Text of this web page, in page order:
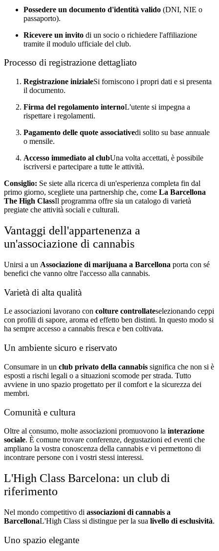
Possedere un documento d'identità valido (DNI, NIE o
passaporto).
Ricevere un invito di un socio o richiedere l'affiliazione
tramite il modulo ufficiale del club.
Processo di registrazione dettagliato
Registrazione inizialeSi forniscono i propri dati e si presenta
il documento.
Firma del regolamento internoL'utente si impegna a
rispettare i regolamenti.
Pagamento delle quote associativedi solito su base annuale
o mensile.
Accesso immediato al clubUna volta accettati, è possibile
iscriversi e partecipare a tutte le attività.
Consiglio: Se siete alla ricerca di un'esperienza completa fin dal
primo giorno, scegliete una partnership che, come La Barcellona
The High ClassIl programma offre sia un catalogo di varietà
pregiate che attività sociali e culturali.
Vantaggi dell'appartenenza a
un'associazione di cannabis
Unirsi a un Associazione di marijuana a Barcellona porta con sé
benefici che vanno oltre l'accesso alla cannabis.
Varietà di alta qualità
Le associazioni lavorano con colture controllateselezionando ceppi
con profili di sapore, aroma ed effetto ben distinti. In questo modo si
ha sempre accesso a cannabis fresca e ben coltivata.
Un ambiente sicuro e riservato
Consumare in un club privato della cannabis significa che non si è
esposti a rischi legali o a situazioni scomode per strada. Tutto
avviene in uno spazio progettato per il comfort e la sicurezza dei
membri.
Comunità e cultura
Oltre al consumo, molte associazioni promuovono la interazione
sociale. È comune trovare conferenze, degustazioni ed eventi che
ampliano la vostra conoscenza della cannabis e vi permettono di
incontrare persone con i vostri stessi interessi.
L'High Class Barcelona: un club di
riferimento
Nel mondo competitivo di associazioni di cannabis a
BarcellonaL'High Class si distingue per la sua livello di esclusività.
Uno spazio elegante